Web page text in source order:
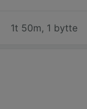
1t 50m, 1 bytte